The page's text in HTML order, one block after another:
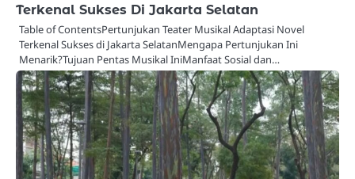
Terkenal Sukses Di Jakarta Selatan
Table of ContentsPertunjukan Teater Musikal Adaptasi Novel
Terkenal Sukses di Jakarta SelatanMengapa Pertunjukan Ini
Menarik?Tujuan Pentas Musikal IniManfaat Sosial dan…